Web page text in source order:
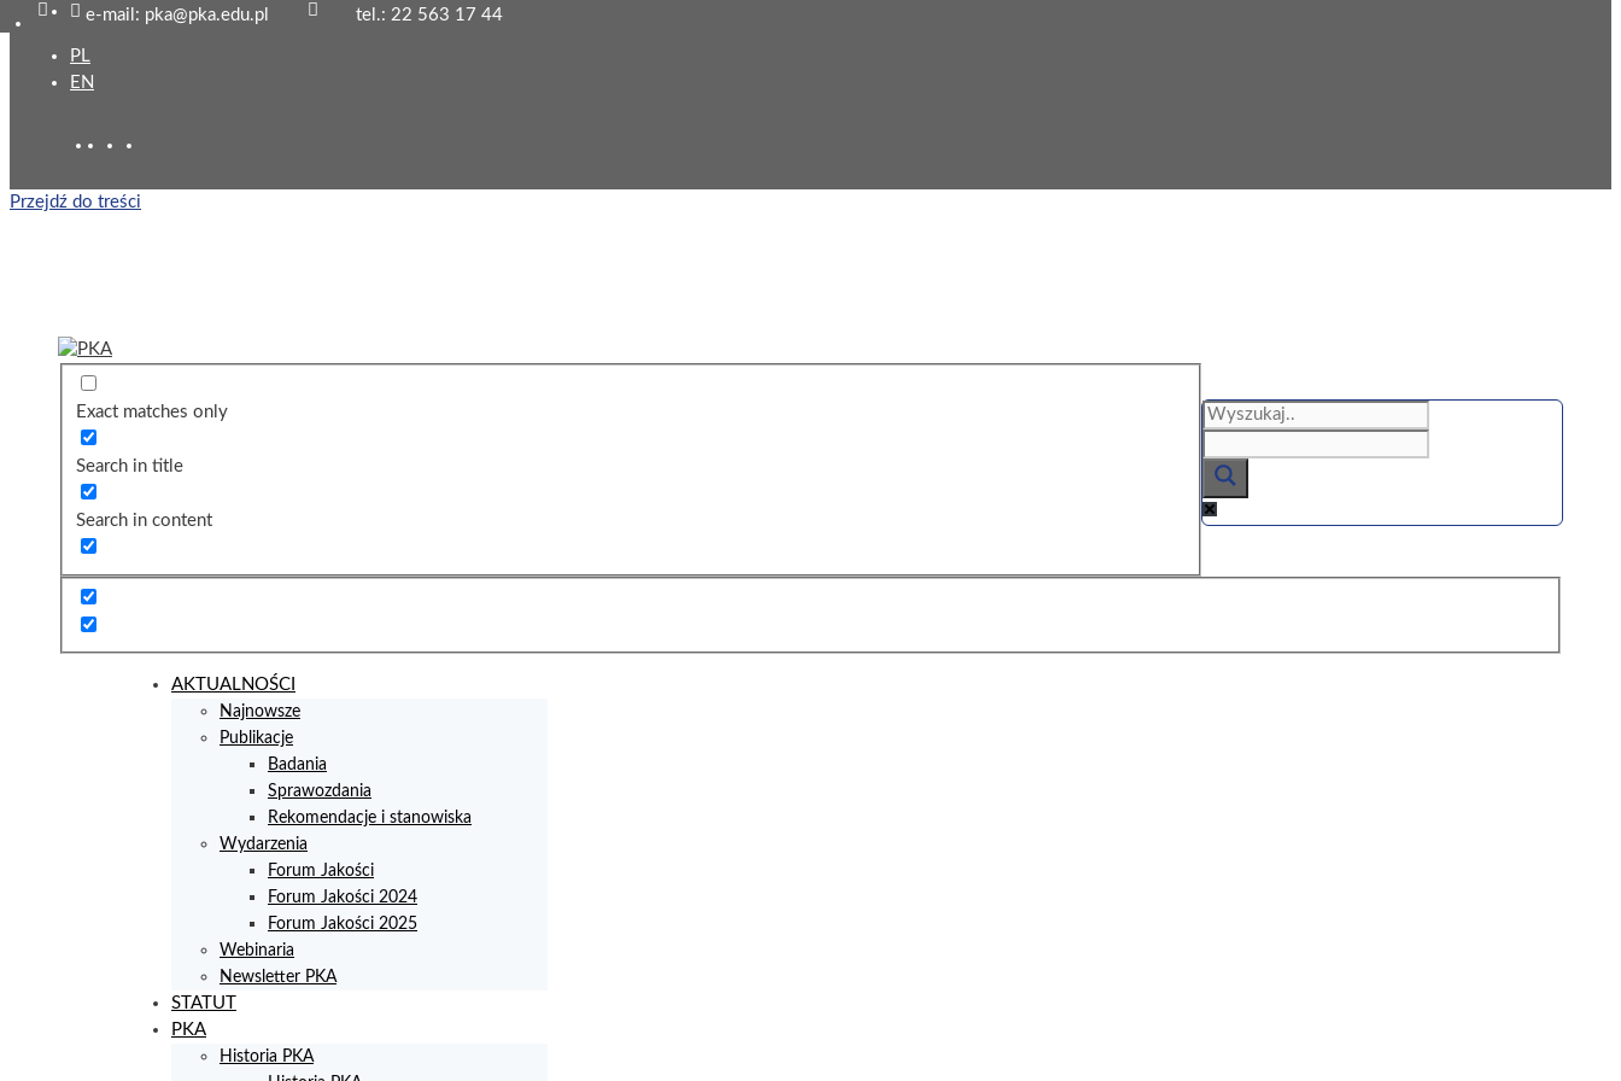
e-mail: pka@pka.edu.pl tel.: 22 563 17 44
PL
EN
Przejdź do treści
Exact matches only
Search in title
Search in content
AKTUALNOŚCI
Najnowsze
Publikacje
Badania
Sprawozdania
Rekomendacje i stanowiska
Wydarzenia
Forum Jakości
Forum Jakości 2024
Forum Jakości 2025
Webinaria
Newsletter PKA
STATUT
PKA
Historia PKA